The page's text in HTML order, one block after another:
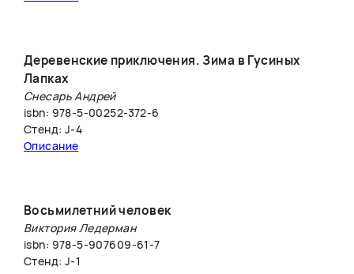
Деревенские приключения. Зима в Гусиных
Лапках
Снесарь Андрей
isbn: 978-5-00252-372-6
Стенд: J-4
Описание
Восьмилетний человек
Виктория Ледерман
isbn: 978-5-907609-61-7
Стенд: J-1